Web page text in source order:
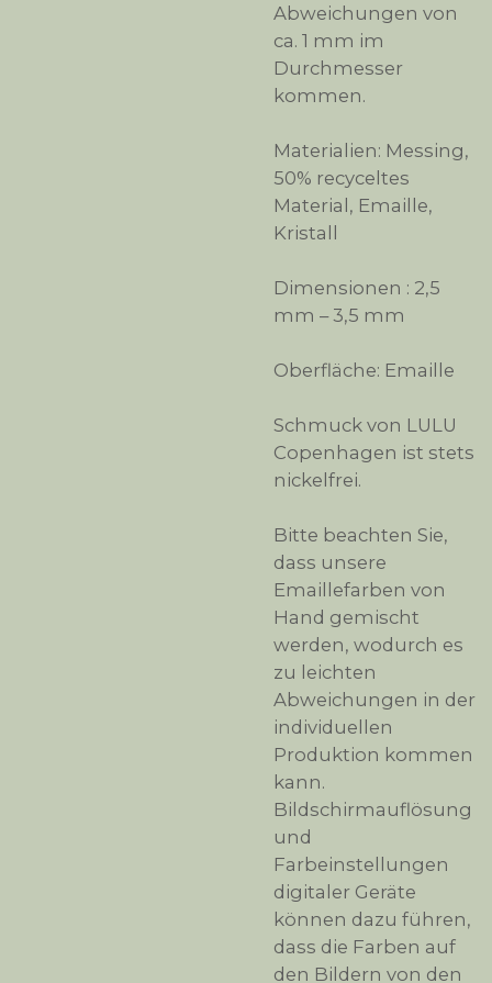
Abweichungen von
ca. 1 mm im
Durchmesser
kommen.
Materialien: Messing,
50% recyceltes
Material, Emaille,
Kristall
Dimensionen : 2,5
mm – 3,5 mm
Oberfläche: Emaille
Schmuck von LULU
Copenhagen ist stets
nickelfrei.
Bitte beachten Sie,
dass unsere
Emaillefarben von
Hand gemischt
werden, wodurch es
zu leichten
Abweichungen in der
individuellen
Produktion kommen
kann.
Bildschirmauflösung
und
Farbeinstellungen
digitaler Geräte
können dazu führen,
dass die Farben auf
den Bildern von den